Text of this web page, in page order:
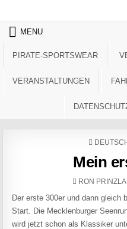
MENU
PIRATE-SPORTSWEAR
VERANSTALTUNGEN
POSTED
Mein
AUTHOR:
RON
Der erste 300er und dann gleich
Start. Die Mecklenburger
wird jetzt schon als Klassiker